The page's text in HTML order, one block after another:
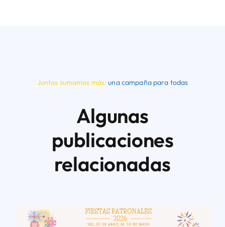
Juntos sumamos más:una campaña para todas
Algunas
publicaciones
relacionadas